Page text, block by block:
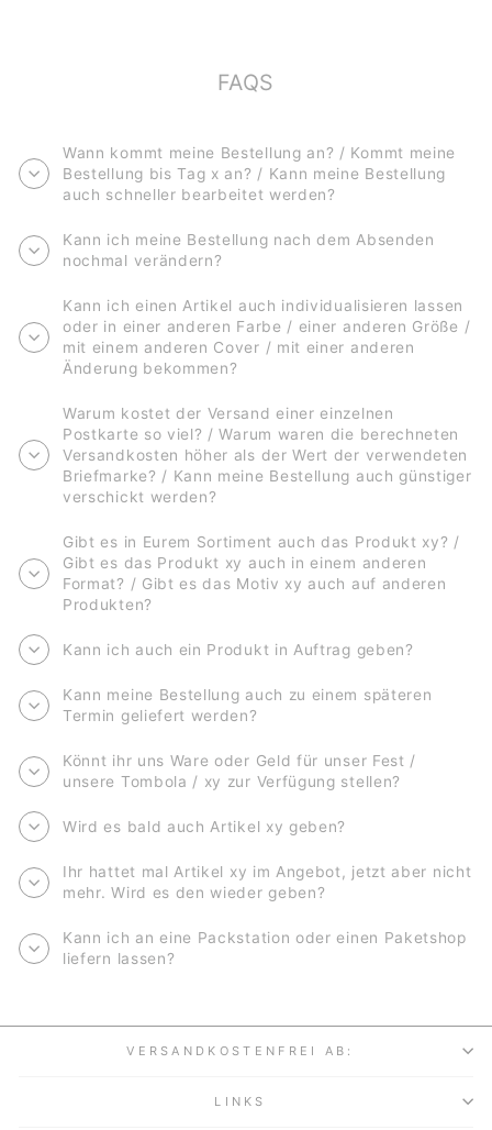
FAQS
Wann kommt meine Bestellung an? / Kommt meine
Bestellung bis Tag x an? / Kann meine Bestellung
auch schneller bearbeitet werden?
Kann ich meine Bestellung nach dem Absenden
nochmal verändern?
Kann ich einen Artikel auch individualisieren lassen
oder in einer anderen Farbe / einer anderen Größe /
mit einem anderen Cover / mit einer anderen
Änderung bekommen?
Warum kostet der Versand einer einzelnen
Postkarte so viel? / Warum waren die berechneten
Versandkosten höher als der Wert der verwendeten
Briefmarke? / Kann meine Bestellung auch günstiger
verschickt werden?
Gibt es in Eurem Sortiment auch das Produkt xy? /
Gibt es das Produkt xy auch in einem anderen
Format? / Gibt es das Motiv xy auch auf anderen
Produkten?
Kann ich auch ein Produkt in Auftrag geben?
Kann meine Bestellung auch zu einem späteren
Termin geliefert werden?
Könnt ihr uns Ware oder Geld für unser Fest /
unsere Tombola / xy zur Verfügung stellen?
Wird es bald auch Artikel xy geben?
Ihr hattet mal Artikel xy im Angebot, jetzt aber nicht
mehr. Wird es den wieder geben?
Kann ich an eine Packstation oder einen Paketshop
liefern lassen?
VERSANDKOSTENFREI AB:
LINKS